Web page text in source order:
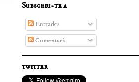
Subscriu-te a
Entrades
Comentaris
twitter